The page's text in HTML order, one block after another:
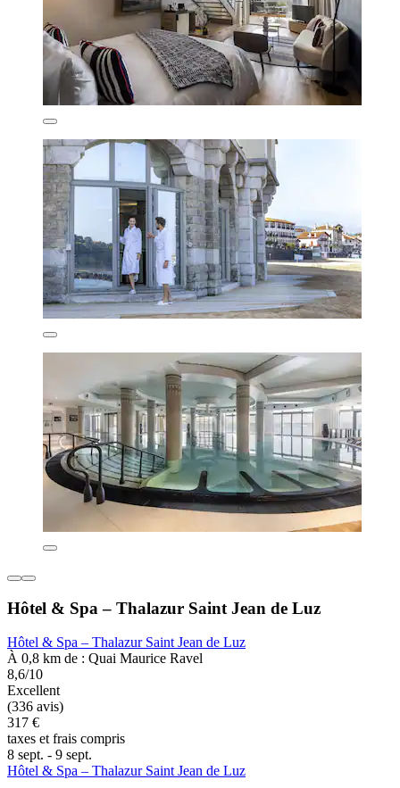
Hôtel & Spa – Thalazur Saint Jean de Luz
Hôtel & Spa – Thalazur Saint Jean de Luz
À 0,8 km de : Quai Maurice Ravel
8,6/10
Excellent
(336 avis)
317 €
taxes et frais compris
8 sept. - 9 sept.
Hôtel & Spa – Thalazur Saint Jean de Luz